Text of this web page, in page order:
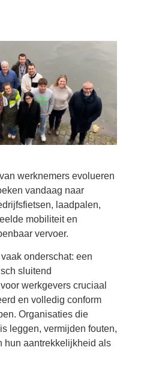
werknemers evolueren
vandaag naar
laadpalen,
mobiliteit en
vervoer.
onderschat: een
sluitend
werkgevers cruciaal
en volledig conform
Organisaties die
leggen, vermijden fouten,
hun aantrekkelijkheid als